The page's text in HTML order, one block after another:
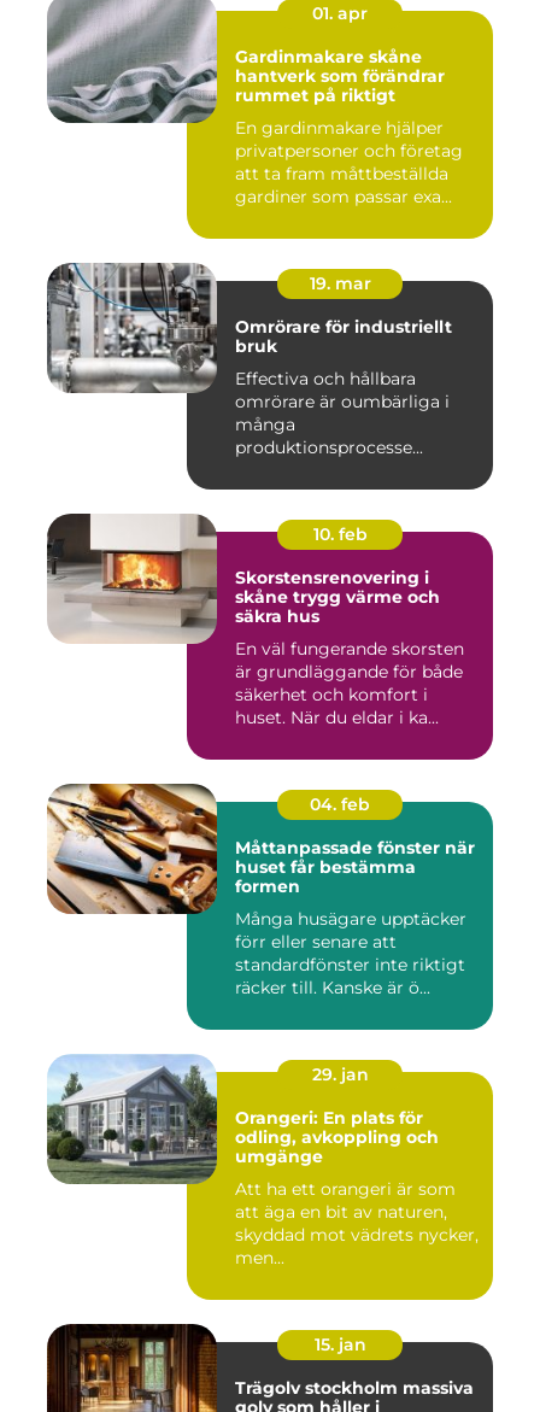
01. apr
Gardinmakare skåne
hantverk som förändrar
rummet på riktigt
En gardinmakare hjälper
privatpersoner och företag
att ta fram måttbeställda
gardiner som passar exa...
19. mar
Omrörare för industriellt
bruk
Effectiva och hållbara
omrörare är oumbärliga i
många
produktionsprocesse...
10. feb
Skorstensrenovering i
skåne trygg värme och
säkra hus
En väl fungerande skorsten
är grundläggande för både
säkerhet och komfort i
huset. När du eldar i ka...
04. feb
Måttanpassade fönster när
huset får bestämma
formen
Många husägare upptäcker
förr eller senare att
standardfönster inte riktigt
räcker till. Kanske är ö...
29. jan
Orangeri: En plats för
odling, avkoppling och
umgänge
Att ha ett orangeri är som
att äga en bit av naturen,
skyddad mot vädrets nycker,
men...
15. jan
Trägolv stockholm massiva
golv som håller i